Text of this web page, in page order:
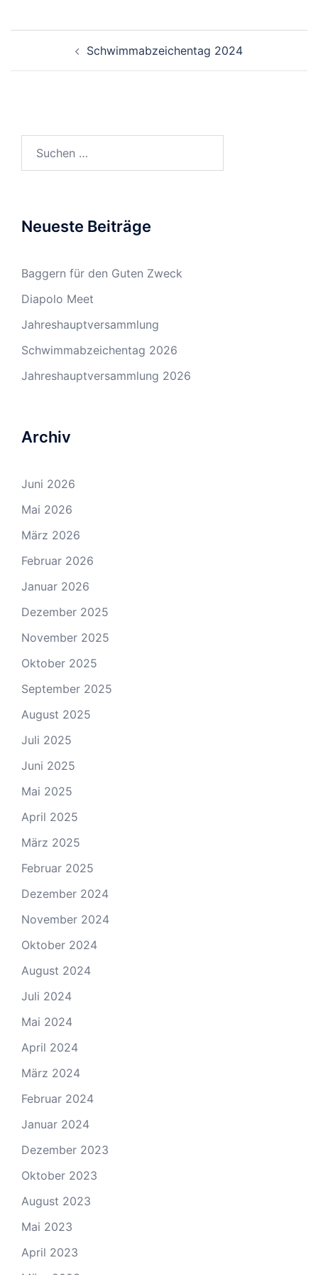
Schwimmabzeichentag 2024
Neueste Beiträge
Baggern für den Guten Zweck
Diapolo Meet
Jahreshauptversammlung
Schwimmabzeichentag 2026
Jahreshauptversammlung 2026
Archiv
Juni 2026
Mai 2026
März 2026
Februar 2026
Januar 2026
Dezember 2025
November 2025
Oktober 2025
September 2025
August 2025
Juli 2025
Juni 2025
Mai 2025
April 2025
März 2025
Februar 2025
Dezember 2024
November 2024
Oktober 2024
August 2024
Juli 2024
Mai 2024
April 2024
März 2024
Februar 2024
Januar 2024
Dezember 2023
Oktober 2023
August 2023
Mai 2023
April 2023